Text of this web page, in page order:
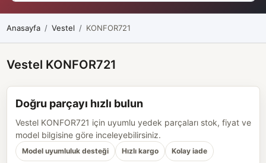
Anasayfa Vestel KONFOR721
Vestel KONFOR721
Doğru parçayı hızlı bulun
Vestel KONFOR721 için uyumlu yedek parçaları stok, fiyat ve
model bilgisine göre inceleyebilirsiniz.
Model uyumluluk desteği Hızlı kargo Kolay iade